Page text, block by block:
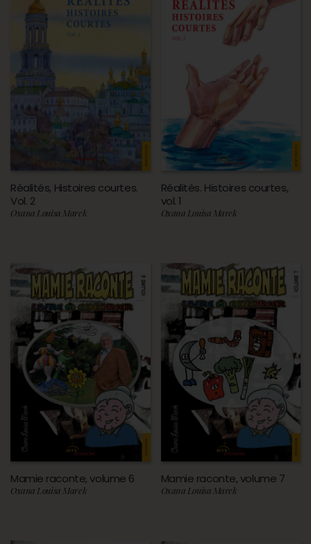
Réalités, Histoires courtes.
Vol. 2
Oxana Louisa Marek
Réalités. Histoires courtes,
vol. 1
Oxana Louisa Marek
Mamie raconte, volume 6
Oxana Louisa Marek
Mamie raconte, volume 7
Oxana Louisa Marek